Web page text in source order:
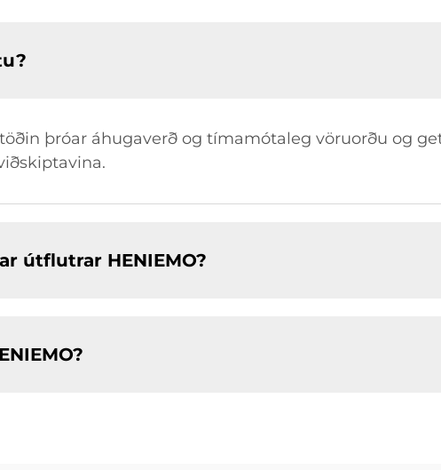
þróar áhugaverð og tímamótaleg vöruorðu og
útflutrar HENIEMO?